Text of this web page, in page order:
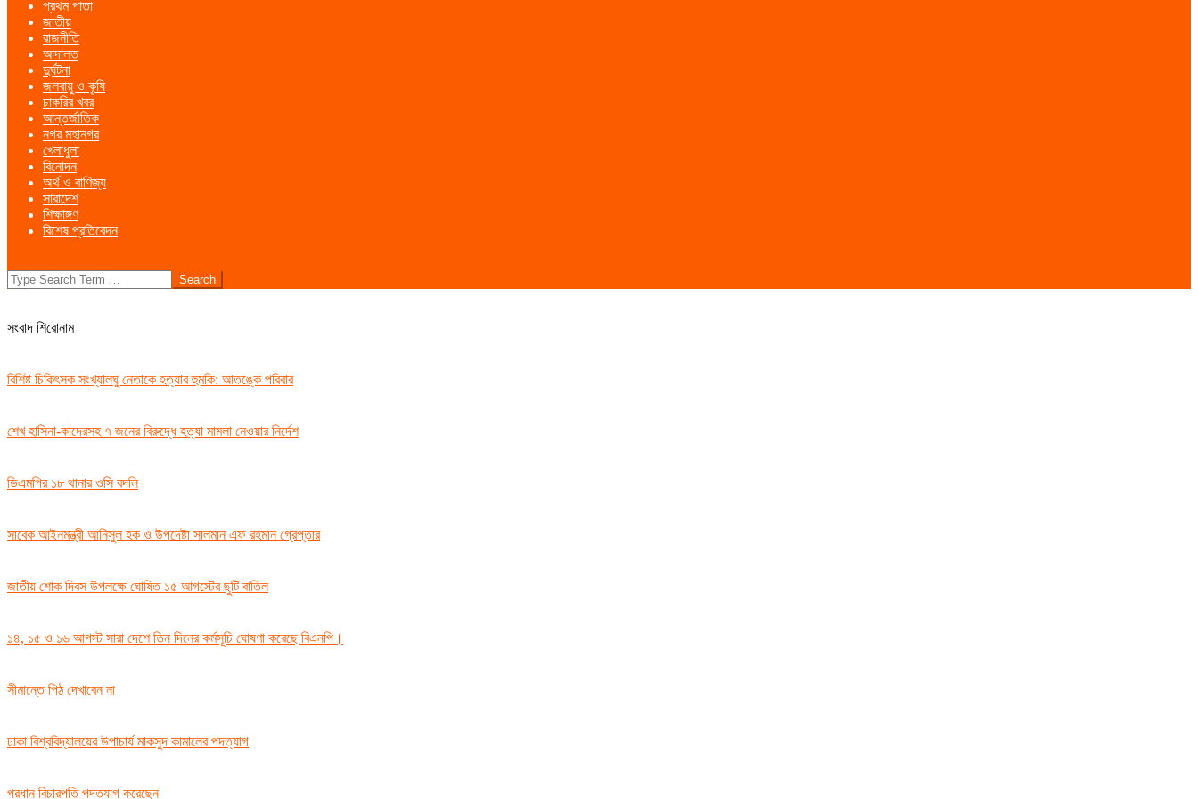
Menu
প্রথম পাতা
জাতীয়
রাজনীতি
আদালত
দুর্ঘটনা
জলবায়ু ও কৃষি
চাকরির খবর
আন্তর্জাতিক
নগর মহানগর
খেলাধুলা
বিনোদন
অর্থ ও বাণিজ্য
সারাদেশ
শিক্ষাঙ্গণ
বিশেষ প্রতিবেদন
Search
সংবাদ শিরোনাম
বিশিষ্ট চিকিৎসক সংখ্যালঘু নেতাকে হত্যার হুমকি: আতঙ্কে পরিবার
শেখ হাসিনা-কাদেরসহ ৭ জনের বিরুদ্ধে হত্যা মামলা নেওয়ার নির্দেশ
ডিএমপির ১৮ থানার ওসি বদলি
সাবেক আইনমন্ত্রী আনিসুল হক ও উপদেষ্টা সালমান এফ রহমান গ্রেপ্তার
জাতীয় শোক দিবস উপলক্ষে ঘোষিত ১৫ আগস্টের ছুটি বাতিল
১৪, ১৫ ও ১৬ আগস্ট সারা দেশে তিন দিনের কর্মসূচি ঘোষণা করেছে বিএনপি।
সীমান্তে পিঠ দেখাবেন না
ঢাকা বিশ্ববিদ্যালয়ের উপাচার্য মাকসুদ কামালের পদত্যাগ
প্রধান বিচারপতি পদত্যাগ করেছেন